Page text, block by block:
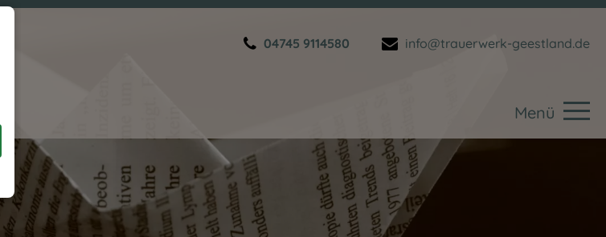
04745 9114580 info@trauerwerk-geestland.de
Menü
Wer wir sind
Trauerfall